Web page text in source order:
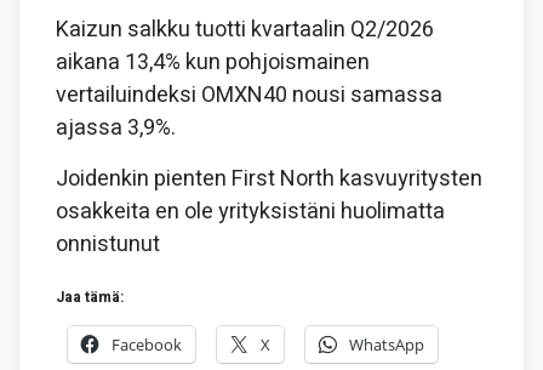
Kaizun salkku tuotti kvartaalin Q2/2026
aikana 13,4% kun pohjoismainen
vertailuindeksi OMXN40 nousi samassa
ajassa 3,9%.
Joidenkin pienten First North kasvuyritysten
osakkeita en ole yrityksistäni huolimatta
onnistunut
Jaa tämä:
Facebook X WhatsApp